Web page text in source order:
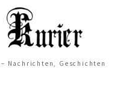
Nachrichten, Geschichten